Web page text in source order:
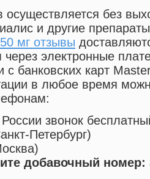
осуществляется без
и другие
мг отзывы
электронные
с банковских карт
в любое время
звонок
Петербург)
добавочный номер: